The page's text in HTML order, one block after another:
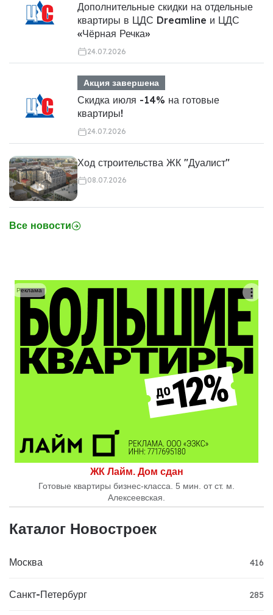
Дополнительные скидки на отдельные
квартиры в ЦДС Dreamline и ЦДС
«Чёрная Речка»
24.07.2026
Акция завершена
Скидка июля -14% на готовые
квартиры!
24.07.2026
Ход строительства ЖК "Дуалист"
08.07.2026
Все новости
ЖК Лайм. Дом сдан
Готовые квартиры бизнес-класса. 5 мин. от ст. м.
Алексеевская.
Реклама
Каталог Новостроек
Москва 416
Санкт-Петербург 285